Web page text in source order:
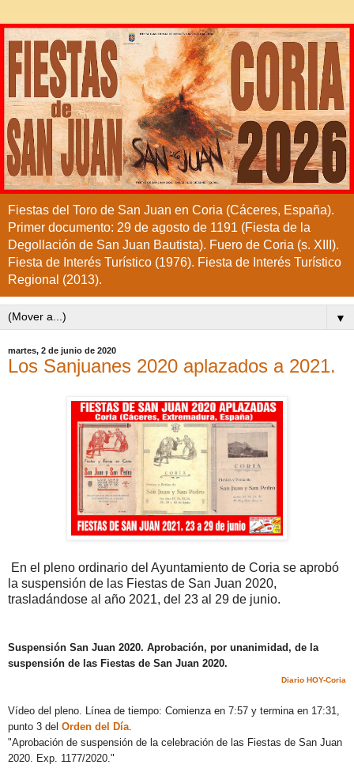
Fiestas del Toro de San Juan en Coria (Cáceres, España).
Primer documento: 29 de agosto de 1191 (Fiesta de la
Degollación de San Juan Bautista). Fuero de Coria (s. XIII).
Fiesta de Interés Turístico (1976). Fiesta de Interés Turístico
Regional (2013).
▼
martes, 2 de junio de 2020
Los Sanjuanes 2020 aplazados a 2021.
En el pleno ordinario del Ayuntamiento de Coria se aprobó
la suspensión de las Fiestas de San Juan 2020,
trasladándose al año 2021, del 23 al 29 de junio.
Suspensión San Juan 2020. Aprobación, por unanimidad, de la
suspensión de las Fiestas de San Juan 2020.
Diario HOY-Coria
Vídeo del pleno. Línea de tiempo: Comienza en 7:57 y termina en 17:31,
punto 3 del Orden del Día
"Aprobación de suspensión de la celebración de las Fiestas de San Juan
2020. Exp. 1177/2020."